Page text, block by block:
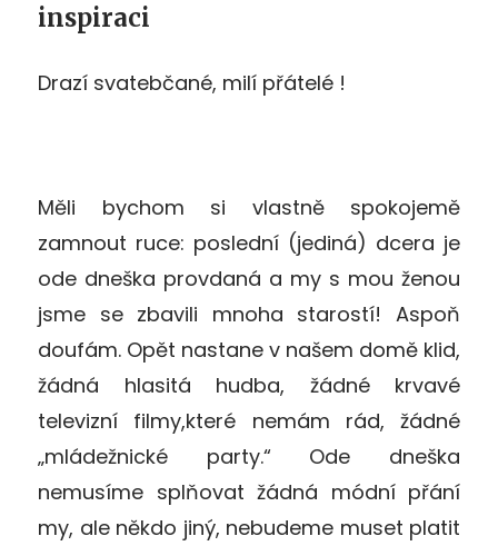
inspiraci
Drazí svatebčané, milí přátelé !
Měli bychom si vlastně spokojemě
zamnout ruce: poslední (jediná) dcera je
ode dneška provdaná a my s mou ženou
jsme se zbavili mnoha starostí! Aspoň
doufám. Opět nastane v našem domě klid,
žádná hlasitá hudba, žádné krvavé
televizní filmy,které nemám rád, žádné
„mládežnické party.“ Ode dneška
nemusíme splňovat žádná módní přání
my, ale někdo jiný, nebudeme muset platit